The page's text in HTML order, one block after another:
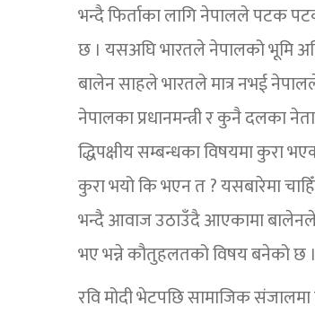
भन्दै फिर्ताका लागि नेपालले पटक
छ । यसअघि भारतले नेपालको भूमि
बालेन साहले भारतले मात्र नभई
नेपालका प्रधानमन्त्री र कुनै दलका
द्धिपक्षीय सम्बन्धका विषयमा कुरा
कुरा भयो कि भएन त ? यसबारेमा
भन्दै आवाज उठाउँदै आएकामा बालेनले
भए भन्ने कौतुहलतको विषय बनेको छ ।
रवि मोदी भेटपछि सामाजिक